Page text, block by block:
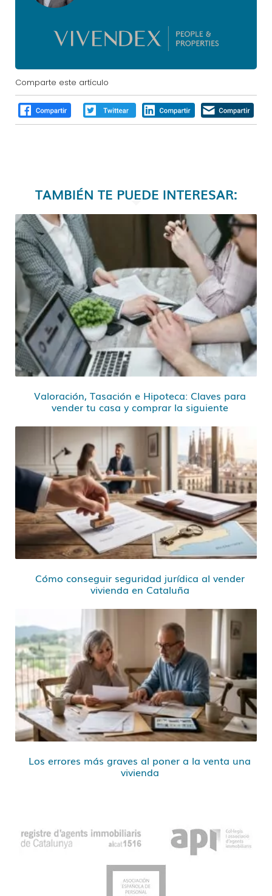
Comparte este artículo
TAMBIÉN TE PUEDE INTERESAR:
Valoración, Tasación e Hipoteca: Claves para
vender tu casa y comprar la siguiente
Cómo conseguir seguridad jurídica al vender
vivienda en Cataluña
Los errores más graves al poner a la venta una
vivienda